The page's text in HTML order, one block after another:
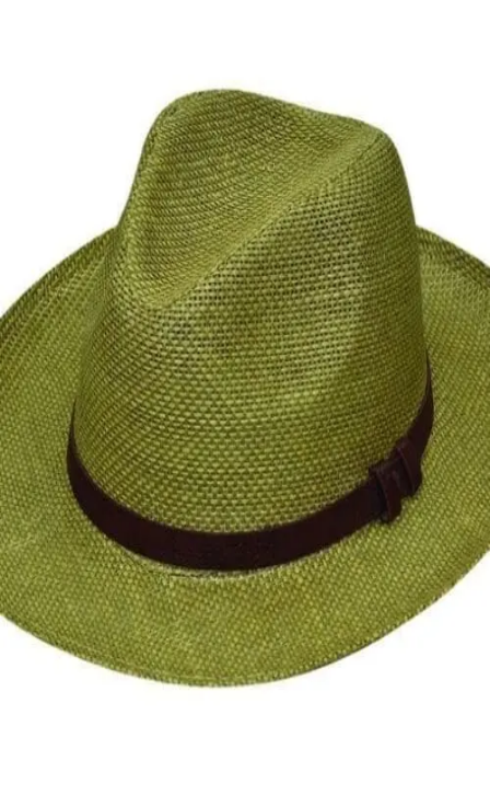
Quick View
Εξαντλημένο
ΑΝΔΡΙΚΑ ΚΑΠΕΛΑ
Fedora με δερμάτινο λουράκι
12,00€